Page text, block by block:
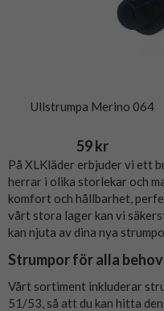
Ullstrumpa Merino 064
59 kr
På XLKläder erbjuder vi ett
herrar i olika storlekar och
komfort och hållbarhet,
vårt stora lager kan vi
kan njuta av dina nya
Strumpor för alla behov
Vårt sortiment inkluderar
51/53, så att du kan hitta